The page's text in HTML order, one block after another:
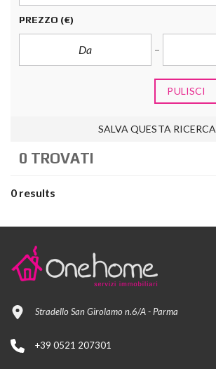
PREZZO (€)
PULISCI
SALVA QUESTA RICERCA
0 TROVATI
0 results
Stradello San Girolamo n.6/A - Parma
+39 0521 207301